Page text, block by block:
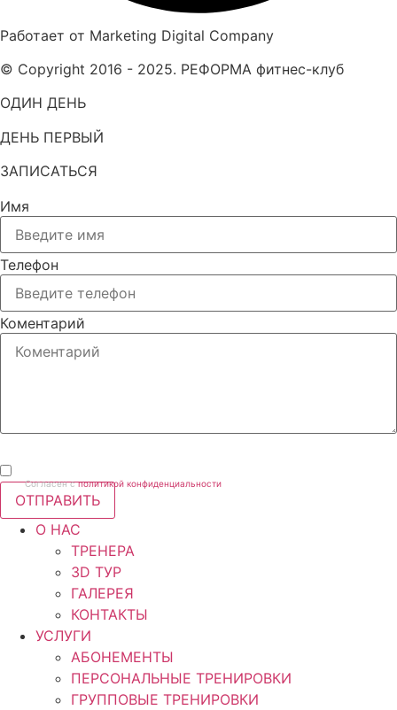
Работает от Marketing Digital Company
© Copyright 2016 - 2025. РЕФОРМА фитнес-клуб
ОДИН ДЕНЬ
ДЕНЬ ПЕРВЫЙ
ЗАПИСАТЬСЯ
Имя
Телефон
Коментарий
Согласен с политикой конфиденциальности
ОТПРАВИТЬ
О НАС
ТРЕНЕРА
3D ТУР
ГАЛЕРЕЯ
КОНТАКТЫ
УСЛУГИ
АБОНЕМЕНТЫ
ПЕРСОНАЛЬНЫЕ ТРЕНИРОВКИ
ГРУППОВЫЕ ТРЕНИРОВКИ